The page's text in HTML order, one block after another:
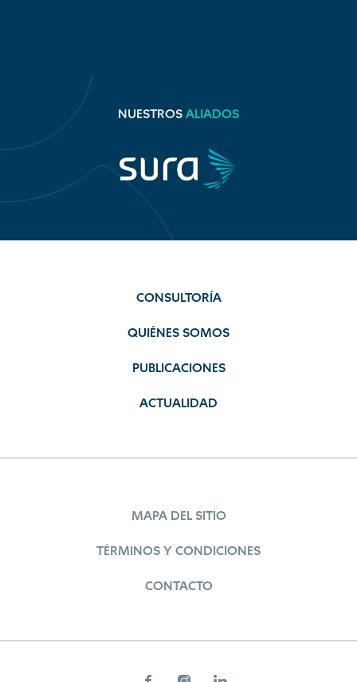
NUESTROS ALIADOS
CONSULTORÍA
QUIÉNES SOMOS
PUBLICACIONES
ACTUALIDAD
MAPA DEL SITIO
TÉRMINOS Y CONDICIONES
CONTACTO